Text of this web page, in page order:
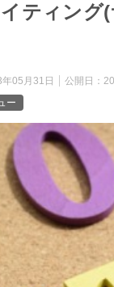
ティング
05月31日 公開日：
ー